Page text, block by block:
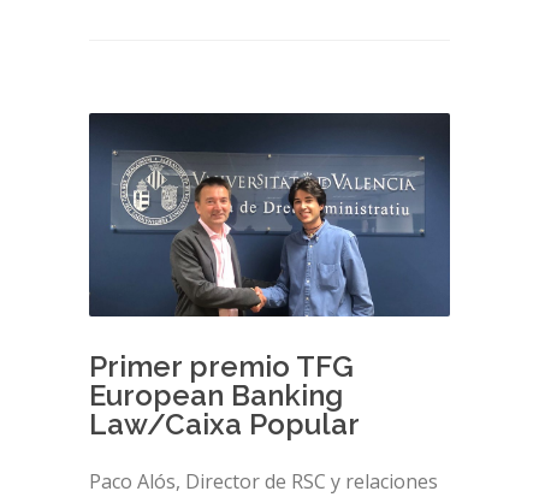
Primer premio TFG
European Banking
Law/Caixa Popular
Paco Alós, Director de RSC y relaciones